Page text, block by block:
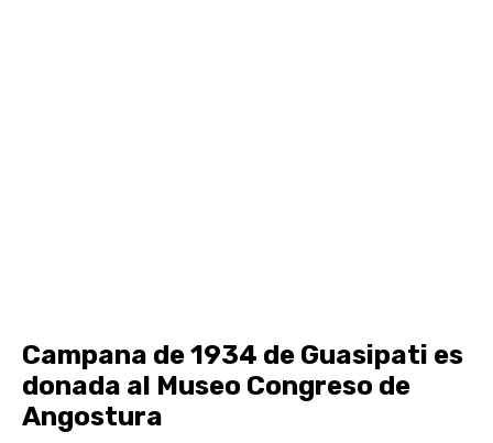
Campana de 1934 de Guasipati es
donada al Museo Congreso de
Angostura